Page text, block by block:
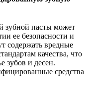
зубной пасты может
ее безопасности и
содержать вредные
качества, что
зубов и десен.
средства